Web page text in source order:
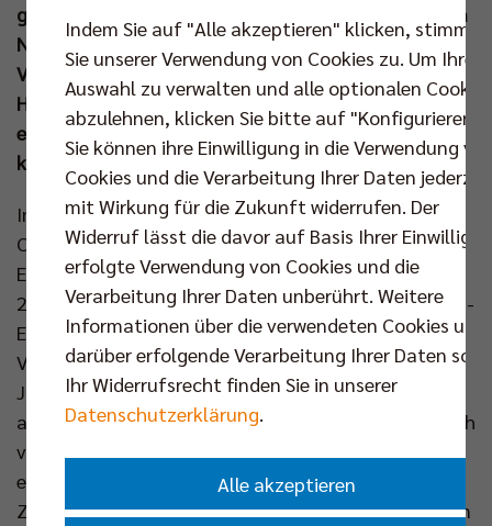
gemacht und anhand der 20 Kriterien des
Deutschen
Nachhaltigkeitskodex (DNK)berichtet. Als erster
Volleyballverein Deutschlands unterzog sich der
Hauptstadtclub für das Jahr 2022 erstmals dieser
eigenen Prüfung. Für 2023 wurde dies nun
konsequent fortgesetzt.
Im vergangenen Jahr wurde erstmalig der Corporate
Carbon Footprint (CCF) der BR Volleys berechnet. Die
Ermittlung fand ebenfalls für das Geschäftsfjahr
2022 statt. Dort wurden insgesamt 511 Tonnen CO2-
Emissionen verursacht, was etwa dem CO2-
Verbrauch von 52 Deutschen pro Jahr entspricht. Im
Jahr 2023 ist dieser Wert auf 813 Tonnen CO2
angestiegen, was wiederum dem jährlichen Verbrauch
von 82 Deutschen entspricht. Der starke Anstieg
erklärt sich durch die geringere Zahl an
Zuschauerinnen und Zuschauern bei den Heimspielen
Indem Sie auf "Alle akzeptieren" klicken, stimmen
Sie unserer Verwendung von Cookies zu. Um Ihre
Auswahl zu verwalten und alle optionalen Cookies
abzulehnen, klicken Sie bitte auf "Konfigurieren".
Sie können ihre Einwilligung in die Verwendung
Cookies und die Verarbeitung Ihrer Daten
mit Wirkung für die Zukunft widerrufen. Der
Widerruf lässt die davor auf Basis Ihrer
erfolgte Verwendung von Cookies und die
Verarbeitung Ihrer Daten unberührt. Weitere
Informationen über die verwendeten Cookies und
darüber erfolgende Verarbeitung Ihrer Daten
Ihr Widerrufsrecht finden Sie in unserer
Datenschutzerklärung
Alle akzeptieren